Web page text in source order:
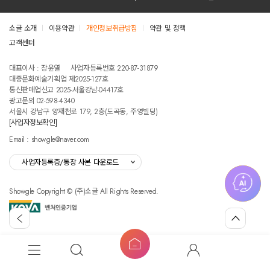
홈
버
튼
뒤
가
섭
외
공
고
맨
위
로
쇼글 소개 이용약관 개인정보취급방침
약관 및 정책
고객센터
대표이사 : 장윤열
사업자등록번호 220-87-31879
대중문화예술기획업 제2025-127호
통신판매업신고 2025-서울강남-04417호
광고문의 02-598-4340
서울시 강남구 양재천로 179, 2층(도곡동, 주영빌딩)
[사업자정보확인]
Email : showgle@naver.com
사업자등록증/통장 사본 다운로드
Showgle Copyright © (주)쇼글 All Rights Reserved.